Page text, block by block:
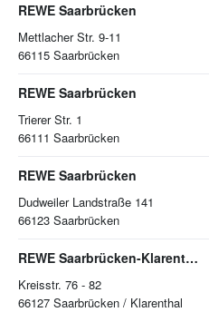
REWE Saarbrücken
Mettlacher Str. 9-11
66115 Saarbrücken
REWE Saarbrücken
Trierer Str. 1
66111 Saarbrücken
REWE Saarbrücken
Dudweiler Landstraße 141
66123 Saarbrücken
REWE Saarbrücken-Klarenthal
Kreisstr. 76 - 82
66127 Saarbrücken / Klarenthal